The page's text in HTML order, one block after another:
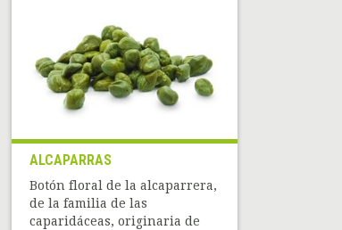
ALCAPARRAS
Botón floral de la alcaparrera,
de la familia de las
caparidáceas, originaria de